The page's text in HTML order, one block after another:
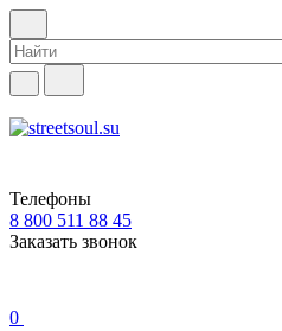
Телефоны
8 800 511 88 45
Заказать звонок
0